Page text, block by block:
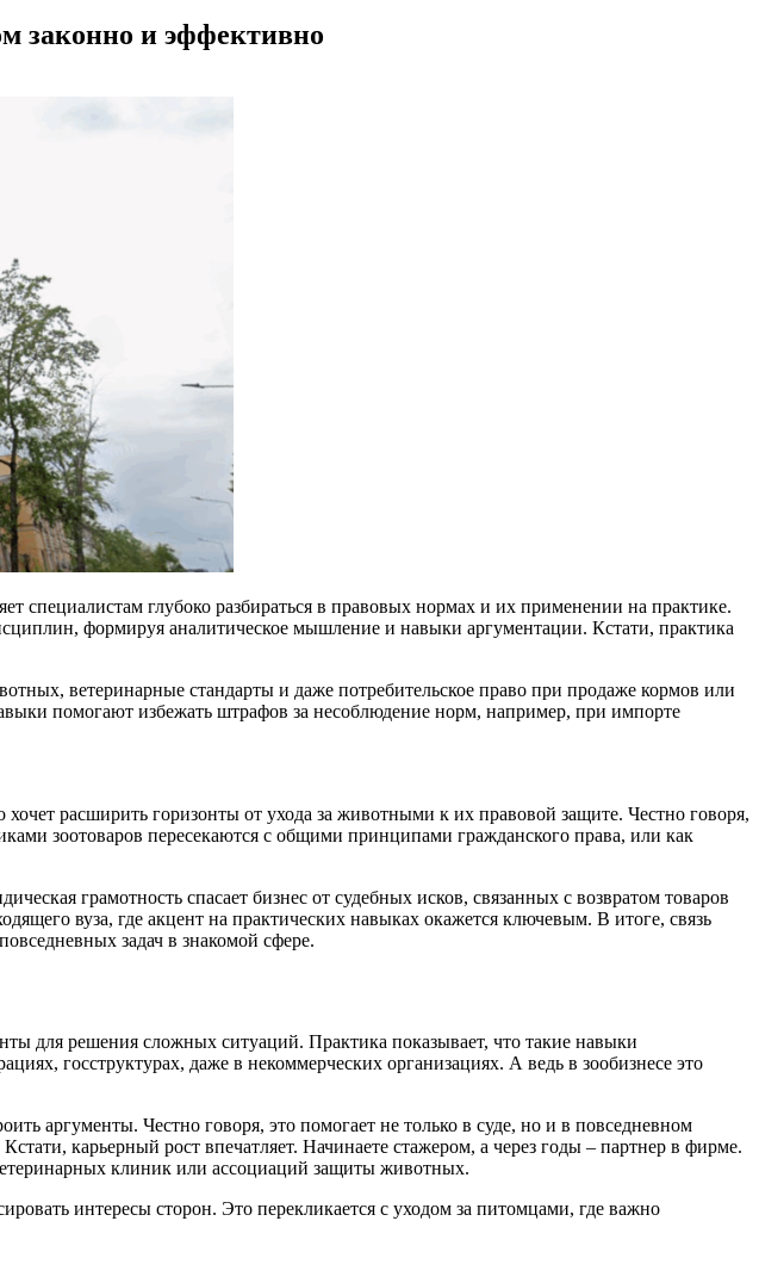
законно и эффективно
специалистам глубоко разбираться в правовых нормах и их применении на практике.
формируя аналитическое мышление и навыки аргументации. Кстати, практика
ветеринарные стандарты и даже потребительское право при продаже кормов или
помогают избежать штрафов за несоблюдение норм, например, при импорте
расширить горизонты от ухода за животными к их правовой защите. Честно говоря,
зоотоваров пересекаются с общими принципами гражданского права, или как
грамотность спасает бизнес от судебных исков, связанных с возвратом товаров
вуза, где акцент на практических навыках окажется ключевым. В итоге, связь
задач в знакомой сфере.
для решения сложных ситуаций. Практика показывает, что такие навыки
госструктурах, даже в некоммерческих организациях. А ведь в зообизнесе это
аргументы. Честно говоря, это помогает не только в суде, но и в повседневном
карьерный рост впечатляет. Начинаете стажером, а через годы – партнер в фирме.
клиник или ассоциаций защиты животных.
интересы сторон. Это перекликается с уходом за питомцами, где важно